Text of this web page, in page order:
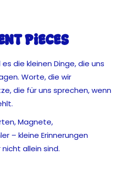
pieces
die kleinen Dinge, die uns
Worte, die wir
die für uns sprechen, wenn
Magnete,
– kleine Erinnerungen
allein sind.